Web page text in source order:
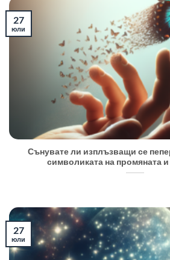
Сънувате ли изплъзващи се
символиката на промяната
27
юли
27
юли